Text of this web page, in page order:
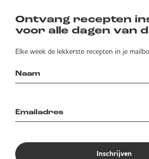
Ontvang recepten
voor alle dagen van
Elke week de lekkerste recepten in je
Inschrijven